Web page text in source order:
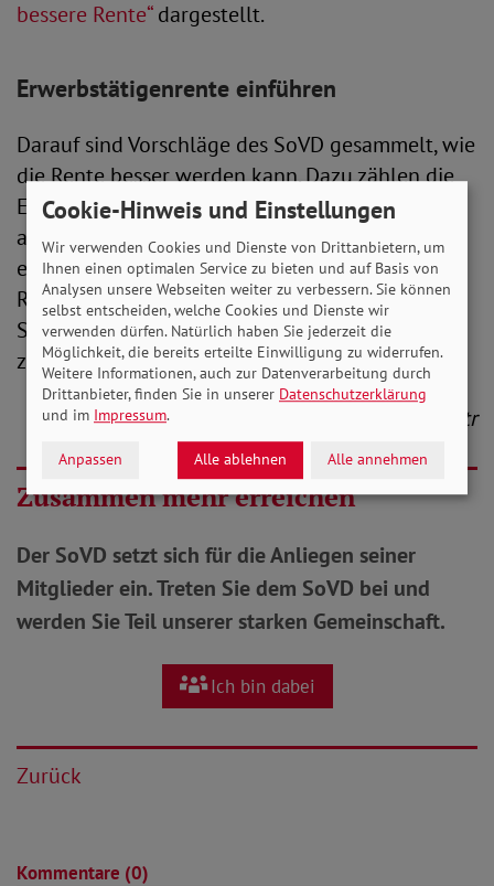
bessere Rente“dargestellt.
Erwerbstätigenrente einführen
Darauf sind Vorschläge des SoVD gesammelt, wie
die Rente besser werden kann. Dazu zählen die
Einführung einer Erwerbstätigenrente, in die
auch Selbstständige, Beamte und Abgeordnete
einzahlen, die Sicherstellung eines
Rentenniveaus von 53 Prozent und die
Schaffung von mehr Möglichkeiten, freiwillig
zusätzliche Beiträge zu leisten.
str
Zusammen mehr erreichen
Der SoVD setzt sich für die Anliegen seiner
Mitglieder ein. Treten Sie dem SoVD bei und
werden Sie Teil unserer starken Gemeinschaft.
Ich bin dabei
Zurück
Kommentare (0)
Cookie-Hinweis und Einstellungen
Wir verwenden Cookies und Dienste von Drittanbietern, um
Ihnen einen optimalen Service zu bieten und auf Basis von
Analysen unsere Webseiten weiter zu verbessern. Sie können
selbst entscheiden, welche Cookies und Dienste wir
verwenden dürfen. Natürlich haben Sie jederzeit die
Möglichkeit, die bereits erteilte Einwilligung zu widerrufen.
Weitere Informationen, auch zur Datenverarbeitung durch
Drittanbieter, finden Sie in unserer Datenschutzerklärung
und im Impressum.
Anpassen Alle ablehnen Alle annehmen